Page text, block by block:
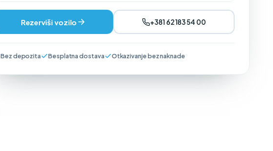
Rezerviši vozilo +381 62 183 54 00
Bez depozita Besplatna dostava Otkazivanje bez naknade